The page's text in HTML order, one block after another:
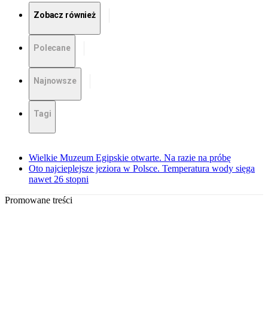
Zobacz również
Polecane
Najnowsze
Tagi
Wielkie Muzeum Egipskie otwarte. Na razie na próbę
Oto najcieplejsze jeziora w Polsce. Temperatura wody sięga
nawet 26 stopni
Promowane treści